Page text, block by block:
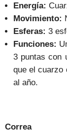
Energía:
Movimiento:
Esferas: 3
Funciones:
3 puntas con
que el cuarzo
al año.
Correa